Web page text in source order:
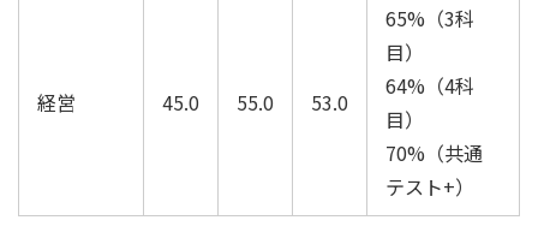
経営 45.0 55.0 53.0
65%（3科
目）
64%（4科
目）
70%（共通
テスト+）